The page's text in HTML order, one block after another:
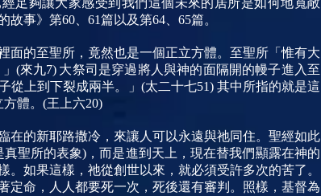
足夠讓大家感受到我們這個未來的居所是如何地寬敞
事》第60、61篇以及第64、65篇。
面的至聖所，竟然也是一個正立方體。至聖所「惟有大
(來九7) 大祭司是穿過將人與神的面隔開的幔子進入至
上到下裂成兩半。」(太二十七51) 其中所指的就是這
方體。(王上六20)
在的新耶路撒冷，來讓人可以永遠與祂同住。聖經如此
聖所的表象)，而是進到天上，現在替我們顯露在神的
如果這樣，祂從創世以來，就必須受許多次的苦了。
定命，人人都要死一次，死後還有審判。照樣，基督為